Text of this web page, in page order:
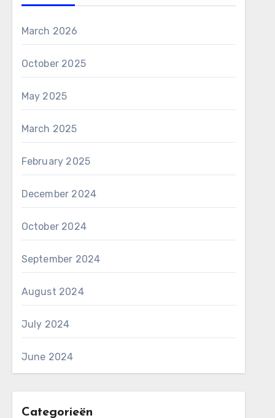
March 2026
October 2025
May 2025
March 2025
February 2025
December 2024
October 2024
September 2024
August 2024
July 2024
June 2024
Categorieën